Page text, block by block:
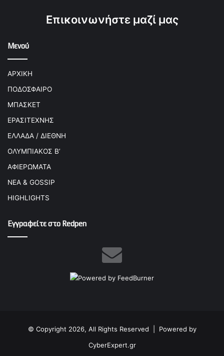
Επικοινωνήστε μαζί μας
Μενού
ΑΡΧΙΚΗ
ΠΟΔΟΣΦΑΙΡΟ
ΜΠΑΣΚΕΤ
ΕΡΑΣΙΤΕΧΝΗΣ
ΕΛΛΑΔΑ / ΔΙΕΘΝΗ
ΟΛΥΜΠΙΑΚΟΣ Β’
ΑΦΙΕΡΩΜΑΤΑ
ΝΕΑ & GOSSIP
HIGHLIGHTS
Εγγραφείτε στο Redpen
© Copyright 2026, All Rights Reserved | Powered by
CyberExpert.gr